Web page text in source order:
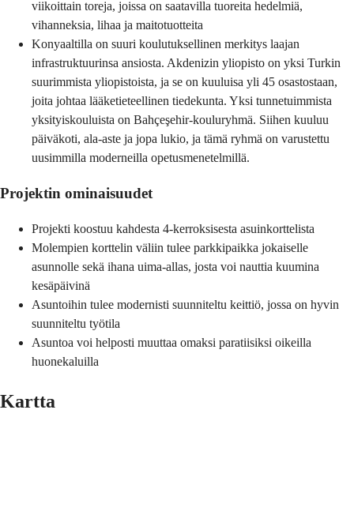
viikoittain toreja, joissa on saatavilla tuoreita hedelmiä,
vihanneksia, lihaa ja maitotuotteita
Konyaaltilla on suuri koulutuksellinen merkitys laajan
infrastruktuurinsa ansiosta. Akdenizin yliopisto on yksi Turkin
suurimmista yliopistoista, ja se on kuuluisa yli 45 osastostaan,
joita johtaa lääketieteellinen tiedekunta. Yksi tunnetuimmista
yksityiskouluista on Bahçeşehir-kouluryhmä. Siihen kuuluu
päiväkoti, ala-aste ja jopa lukio, ja tämä ryhmä on varustettu
uusimmilla moderneilla opetusmenetelmillä.
Projektin ominaisuudet
Projekti koostuu kahdesta 4-kerroksisesta asuinkorttelista
Molempien korttelin väliin tulee parkkipaikka jokaiselle
asunnolle sekä ihana uima-allas, josta voi nauttia kuumina
kesäpäivinä
Asuntoihin tulee modernisti suunniteltu keittiö, jossa on hyvin
suunniteltu työtila
Asuntoa voi helposti muuttaa omaksi paratiisiksi oikeilla
huonekaluilla
Kartta